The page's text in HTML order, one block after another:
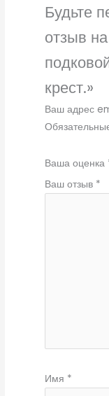
Будьте
отзыв
крест.»
Ваш адрес
Ваша оценка
Ваш отзыв *
Имя *